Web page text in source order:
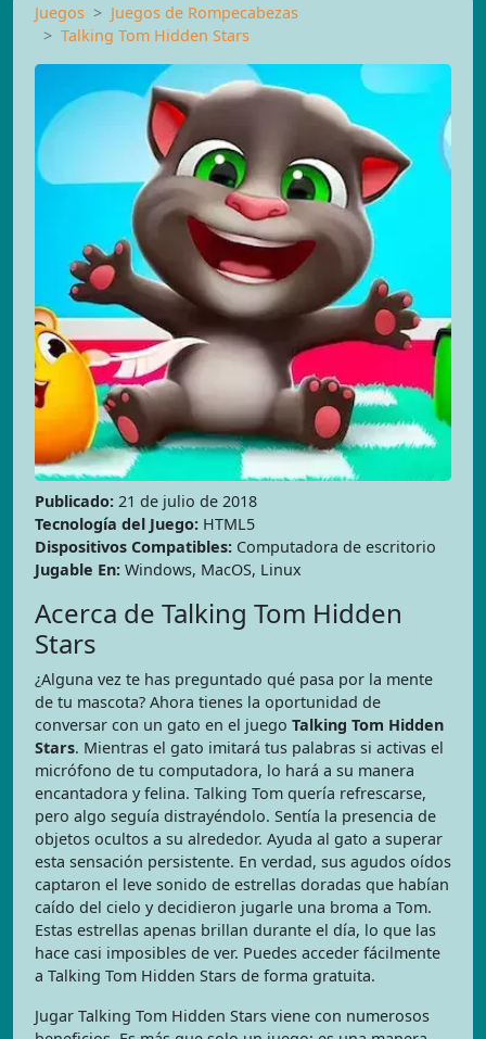
Juegos
Juegos de Rompecabezas
Talking Tom Hidden Stars
Publicado: 21 de julio de 2018
Tecnología del Juego: HTML5
Dispositivos Compatibles: Computadora de escritorio
Jugable En: Windows, MacOS, Linux
Acerca de Talking Tom Hidden
Stars
¿Alguna vez te has preguntado qué pasa por la mente
de tu mascota? Ahora tienes la oportunidad de
conversar con un gato en el juego Talking Tom Hidden
Stars. Mientras el gato imitará tus palabras si activas el
micrófono de tu computadora, lo hará a su manera
encantadora y felina. Talking Tom quería refrescarse,
pero algo seguía distrayéndolo. Sentía la presencia de
objetos ocultos a su alrededor. Ayuda al gato a superar
esta sensación persistente. En verdad, sus agudos oídos
captaron el leve sonido de estrellas doradas que habían
caído del cielo y decidieron jugarle una broma a Tom.
Estas estrellas apenas brillan durante el día, lo que las
hace casi imposibles de ver. Puedes acceder fácilmente
a Talking Tom Hidden Stars de forma gratuita.
Jugar Talking Tom Hidden Stars viene con numerosos